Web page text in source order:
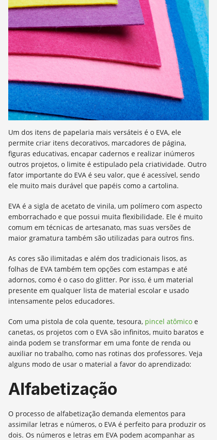
Um dos itens de papelaria mais versáteis é o EVA, ele
permite criar itens decorativos, marcadores de página,
figuras educativas, encapar cadernos e realizar inúmeros
outros projetos, o limite é estipulado pela criatividade. Outro
fator importante do EVA é seu valor, que é acessível, sendo
ele muito mais durável que papéis como a cartolina.
EVA é a sigla de acetato de vinila, um polímero com aspecto
emborrachado e que possui muita flexibilidade. Ele é muito
comum em técnicas de artesanato, mas suas versões de
maior gramatura também são utilizadas para outros fins.
As cores são ilimitadas e além dos tradicionais lisos, as
folhas de EVA também tem opções com estampas e até
adornos, como é o caso do glitter. Por isso, é um material
presente em qualquer lista de material escolar e usado
intensamente pelos educadores.
Com uma pistola de cola quente, tesoura, pincel atômico e
canetas, os projetos com o EVA são infinitos, muito baratos e
ainda podem se transformar em uma fonte de renda ou
auxiliar no trabalho, como nas rotinas dos professores. Veja
alguns modo de usar o material a favor do aprendizado:
Alfabetização
O processo de alfabetização demanda elementos para
assimilar letras e números, o EVA é perfeito para produzir os
dois. Os números e letras em EVA podem acompanhar as